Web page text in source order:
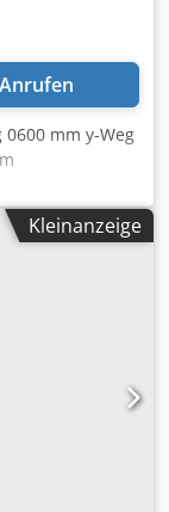
Anrufen
0600 mm y-Weg
10 m/min
0- 6300 U/min
kW CNC
23 KVA
ca. 3,0x2,5x2,0
Steuerung,
Achse und
Maschine
der Firma
Kleinanzeige